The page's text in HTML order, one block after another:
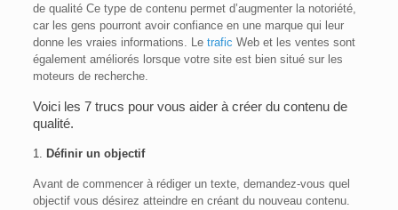
de qualité Ce type de contenu permet d’augmenter la notoriété,
car les gens pourront avoir confiance en une marque qui leur
donne les vraies informations. Le trafic Web et les ventes sont
également améliorés lorsque votre site est bien situé sur les
moteurs de recherche.
Voici les 7 trucs pour vous aider à créer du contenu de
qualité.
1. Définir un objectif
Avant de commencer à rédiger un texte, demandez-vous quel
objectif vous désirez atteindre en créant du nouveau contenu.